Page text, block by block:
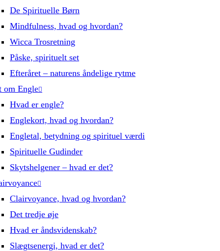
De Spirituelle Børn
Mindfulness, hvad og hvordan?
Wicca Trosretning
Påske, spirituelt set
Efteråret – naturens åndelige rytme
om Engle
Hvad er engle?
Englekort, hvad og hvordan?
Engletal, betydning og spirituel værdi
Spirituelle Gudinder
Skytshelgener – hvad er det?
Clairvoyance, hvad og hvordan?
Det tredje øje
Hvad er åndsvidenskab?
Slægtsenergi, hvad er det?